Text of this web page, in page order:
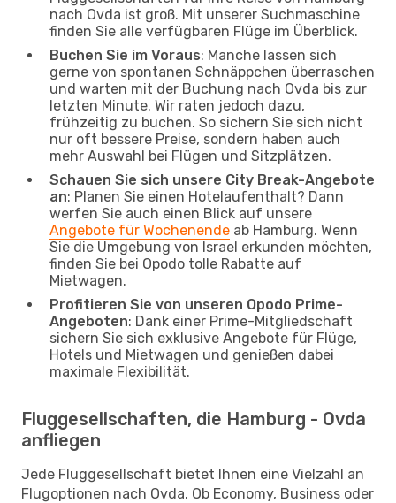
nach Ovda ist groß. Mit unserer Suchmaschine
finden Sie alle verfügbaren Flüge im Überblick.
Buchen Sie im Voraus: Manche lassen sich
gerne von spontanen Schnäppchen überraschen
und warten mit der Buchung nach Ovda bis zur
letzten Minute. Wir raten jedoch dazu,
frühzeitig zu buchen. So sichern Sie sich nicht
nur oft bessere Preise, sondern haben auch
mehr Auswahl bei Flügen und Sitzplätzen.
Schauen Sie sich unsere City Break-Angebote
an: Planen Sie einen Hotelaufenthalt? Dann
werfen Sie auch einen Blick auf unsere
Angebote für Wochenende ab Hamburg. Wenn
Sie die Umgebung von Israel erkunden möchten,
finden Sie bei Opodo tolle Rabatte auf
Mietwagen.
Profitieren Sie von unseren Opodo Prime-
Angeboten: Dank einer Prime-Mitgliedschaft
sichern Sie sich exklusive Angebote für Flüge,
Hotels und Mietwagen und genießen dabei
maximale Flexibilität.
Fluggesellschaften, die Hamburg - Ovda
anfliegen
Jede Fluggesellschaft bietet Ihnen eine Vielzahl an
Flugoptionen nach Ovda. Ob Economy, Business oder